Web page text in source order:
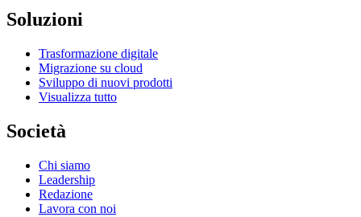
Soluzioni
Trasformazione digitale
Migrazione su cloud
Sviluppo di nuovi prodotti
Visualizza tutto
Società
Chi siamo
Leadership
Redazione
Lavora con noi